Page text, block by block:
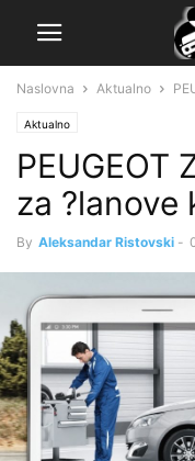
Naslovna Aktualno
Aktualno
PEUGEOT
za ?lanove
By Aleksandar Ristovski -